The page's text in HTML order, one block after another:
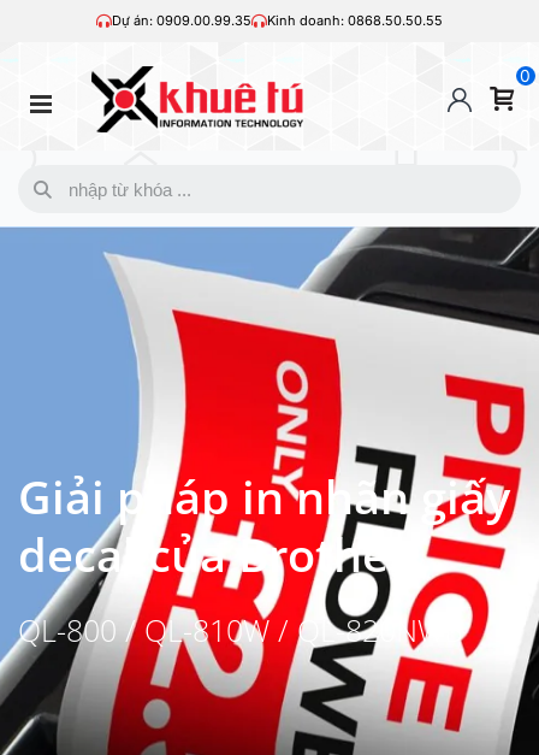
Dự án: 0909.00.99.35 Kinh doanh: 0868.50.50.55
0
Giải pháp in nhãn giấy
decal của Brother
QL-800 / QL-810W / QL-820NWB